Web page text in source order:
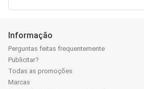
Informação
Perguntas feitas frequentemente
Publicitar?
Todas as promoções
Marcas